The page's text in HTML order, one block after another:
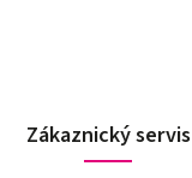
Zákaznický servis